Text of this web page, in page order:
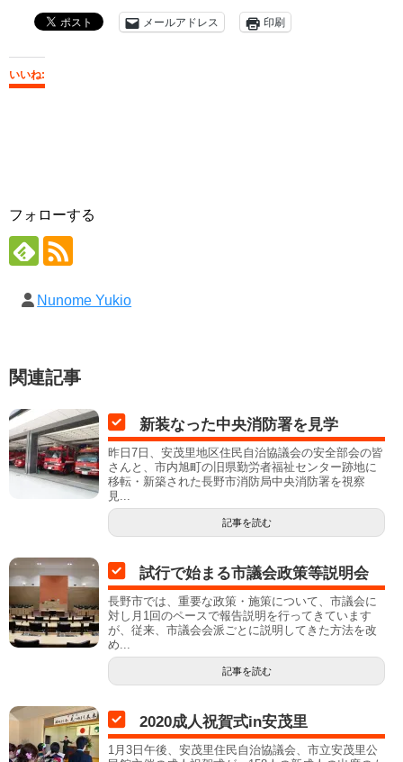
メールアドレス 印刷
いいね:
フォローする
Nunome Yukio
関連記事
新装なった中央消防署を見学
昨日7日、安茂里地区住民自治協議会の安全部会の皆
さんと、市内旭町の旧県勤労者福祉センター跡地に
移転・新築された長野市消防局中央消防署を視察
見...
記事を読む
試行で始まる市議会政策等説明会
長野市では、重要な政策・施策について、市議会に
対し月1回のペースで報告説明を行ってきています
が、従来、市議会会派ごとに説明してきた方法を改
め...
記事を読む
2020成人祝賀式in安茂里
1月3日午後、安茂里住民自治協議会、市立安茂里公